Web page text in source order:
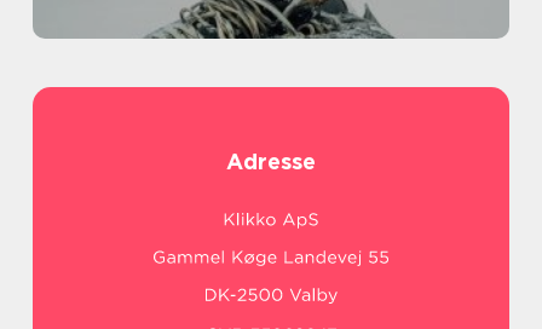
Adresse